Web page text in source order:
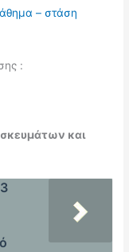
– στάση
:
και